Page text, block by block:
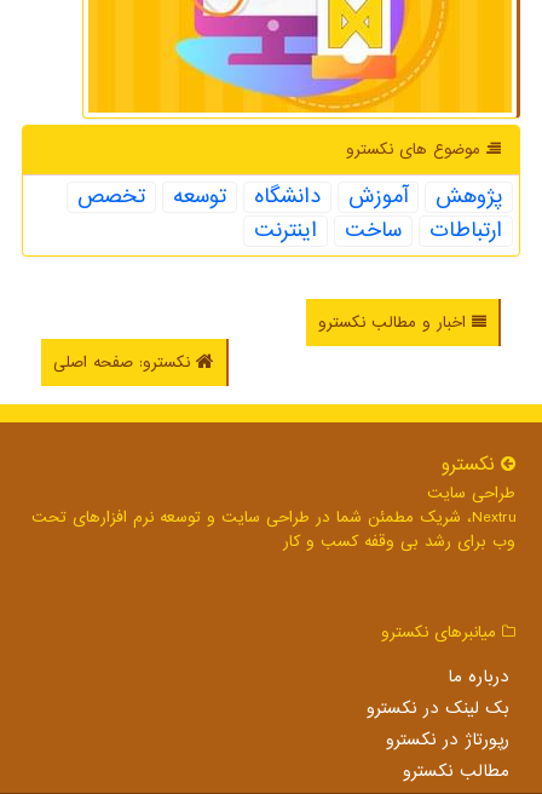
موضوع های نكسترو
پژوهش آموزش دانشگاه توسعه
تخصص
ارتباطات
ساخت اینترنت
اخبار و مطالب نکسترو
نکسترو: صفحه اصلی
نكسترو
طراحی سایت
Nextru، شریک مطمئن شما در طراحی سایت و توسعه نرم افزارهای تحت
وب برای رشد بی وقفه کسب و کار
میانبرهای نكسترو
درباره ما
بک لینک در نكسترو
رپورتاژ در نكسترو
مطالب نكسترو